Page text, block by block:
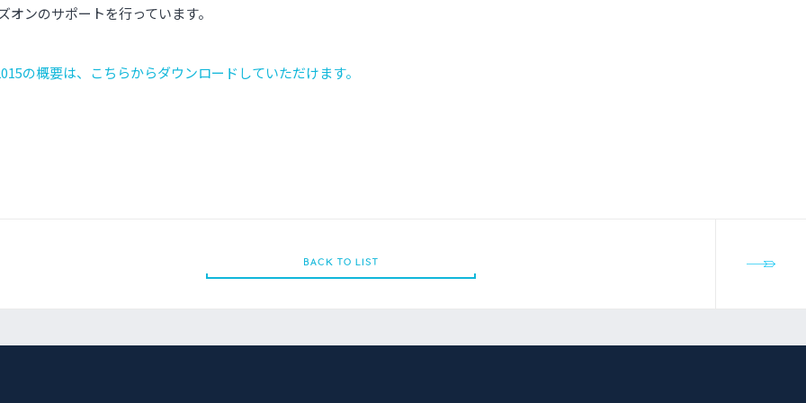
オンのサポートを行っています。
の概要は、こちらからダウンロードしていただけます。
BACK TO LIST